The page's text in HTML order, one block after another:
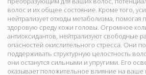
волос и их общее состояние. Кроме того,
нейтрализует отходы метаболизма,
здоровую среду кожи головы. Огромное
антиоксидантов, нейтрализуют свободные
опасностей окислительного стресса. Они
поддерживать структурную целостность
они останутся сильными и упругими. Его
оказывает положительное влияние на ваше